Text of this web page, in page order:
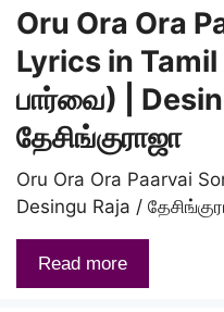
Oru Ora Ora
Lyrics in Tamil
பார்வை) |
தேசிங்குராஜா
Oru Ora Ora Paarvai
Desingu Raja /
Read more